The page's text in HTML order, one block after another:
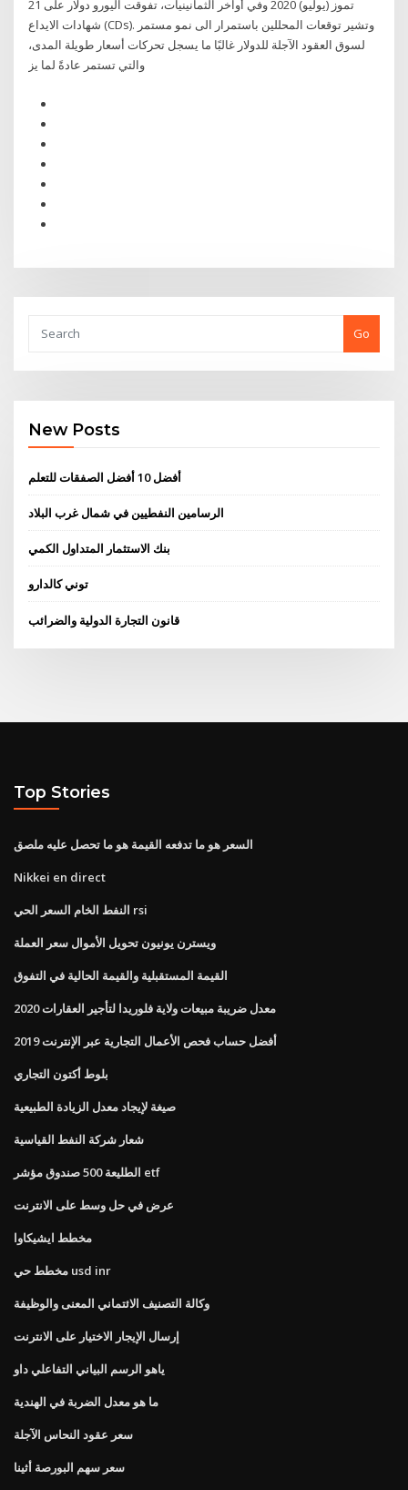
21 تموز (يوليو) 2020 وفي أواخر الثمانينيات، تفوقت اليورو دولار على
شهادات الايداع (CDs). وتشير توقعات المحللين باستمرار الى نمو مستمر
لسوق العقود الآجلة للدولار غالبًا ما يسجل تحركات أسعار طويلة المدى،
والتي تستمر عادةً لما يز
Go
New Posts
أفضل 10 أفضل الصفقات للتعلم
الرسامين النفطيين في شمال غرب البلاد
بنك الاستثمار المتداول الكمي
توني كالدارو
قانون التجارة الدولية والضرائب
Top Stories
السعر هو ما تدفعه القيمة هو ما تحصل عليه ملصق
Nikkei en direct
النفط الخام السعر الحي rsi
ويسترن يونيون تحويل الأموال سعر العملة
القيمة المستقبلية والقيمة الحالية في التفوق
معدل ضريبة مبيعات ولاية فلوريدا لتأجير العقارات 2020
أفضل حساب فحص الأعمال التجارية عبر الإنترنت 2019
بلوط أكتون التجاري
صيغة لإيجاد معدل الزيادة الطبيعية
شعار شركة النفط القياسية
الطليعة 500 صندوق مؤشر etf
عرض في حل وسط على الانترنت
مخطط ايشيكاوا
مخطط حي usd inr
وكالة التصنيف الائتماني المعنى والوظيفة
إرسال الإيجار الاختيار على الانترنت
ياهو الرسم البياني التفاعلي داو
ما هو معدل الضربة في الهندية
سعر عقود النحاس الآجلة
سعر سهم البورصة أثينا